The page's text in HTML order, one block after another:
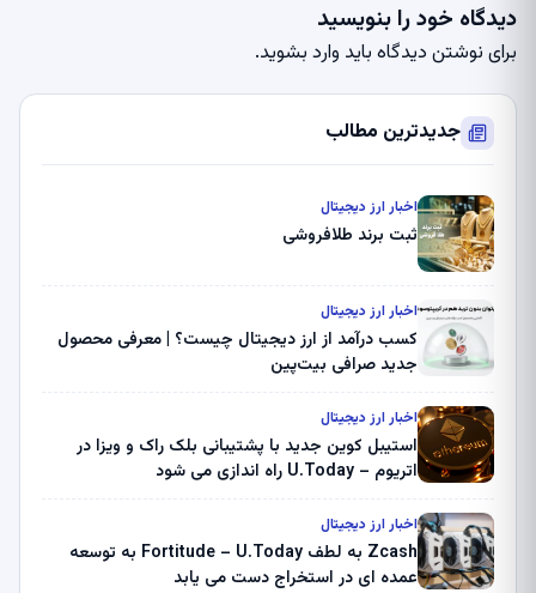
دیدگاه خود را بنویسید
برای نوشتن دیدگاه باید وارد بشوید.
جدیدترین مطالب
اخبار ارز دیجیتال
ثبت برند طلافروشی
اخبار ارز دیجیتال
کسب درآمد از ارز دیجیتال چیست؟ | معرفی محصول
جدید صرافی بیت‌پین
اخبار ارز دیجیتال
استیبل کوین جدید با پشتیبانی بلک راک و ویزا در
اتریوم – U.Today راه اندازی می شود
اخبار ارز دیجیتال
Zcash به لطف Fortitude – U.Today به توسعه
عمده ای در استخراج دست می یابد